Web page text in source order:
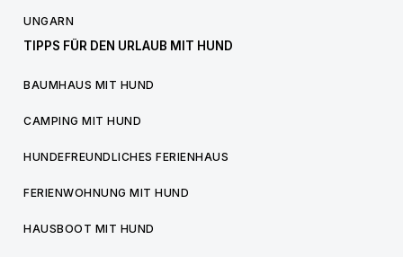
UNGARN
TIPPS FÜR DEN URLAUB MIT HUND
BAUMHAUS MIT HUND
CAMPING MIT HUND
HUNDEFREUNDLICHES FERIENHAUS
FERIENWOHNUNG MIT HUND
HAUSBOOT MIT HUND